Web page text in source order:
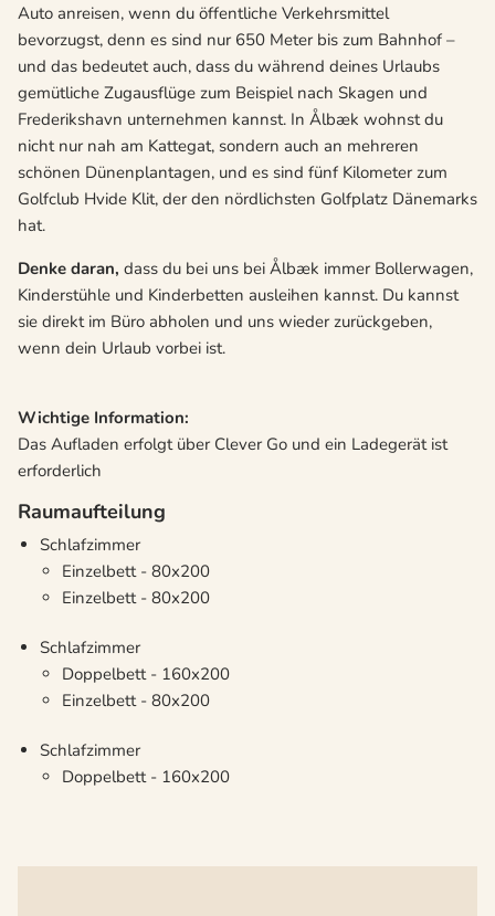
Auto anreisen, wenn du öffentliche Verkehrsmittel
bevorzugst, denn es sind nur 650 Meter bis zum Bahnhof –
und das bedeutet auch, dass du während deines Urlaubs
gemütliche Zugausflüge zum Beispiel nach Skagen und
Frederikshavn unternehmen kannst. In Ålbæk wohnst du
nicht nur nah am Kattegat, sondern auch an mehreren
schönen Dünenplantagen, und es sind fünf Kilometer zum
Golfclub Hvide Klit, der den nördlichsten Golfplatz Dänemarks
hat.
Denke daran, dass du bei uns bei Ålbæk immer Bollerwagen,
Kinderstühle und Kinderbetten ausleihen kannst. Du kannst
sie direkt im Büro abholen und uns wieder zurückgeben,
wenn dein Urlaub vorbei ist.
Wichtige Information:
Das Aufladen erfolgt über Clever Go und ein Ladegerät ist
erforderlich
Raumaufteilung
Schlafzimmer
Einzelbett - 80x200
Einzelbett - 80x200
Schlafzimmer
Doppelbett - 160x200
Einzelbett - 80x200
Schlafzimmer
Doppelbett - 160x200